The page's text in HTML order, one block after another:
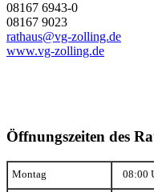
08167 6943-0
08167 9023
rathaus@vg-zolling.de
www.vg-zolling.de
Öffnungszeiten des
Montag 08:00